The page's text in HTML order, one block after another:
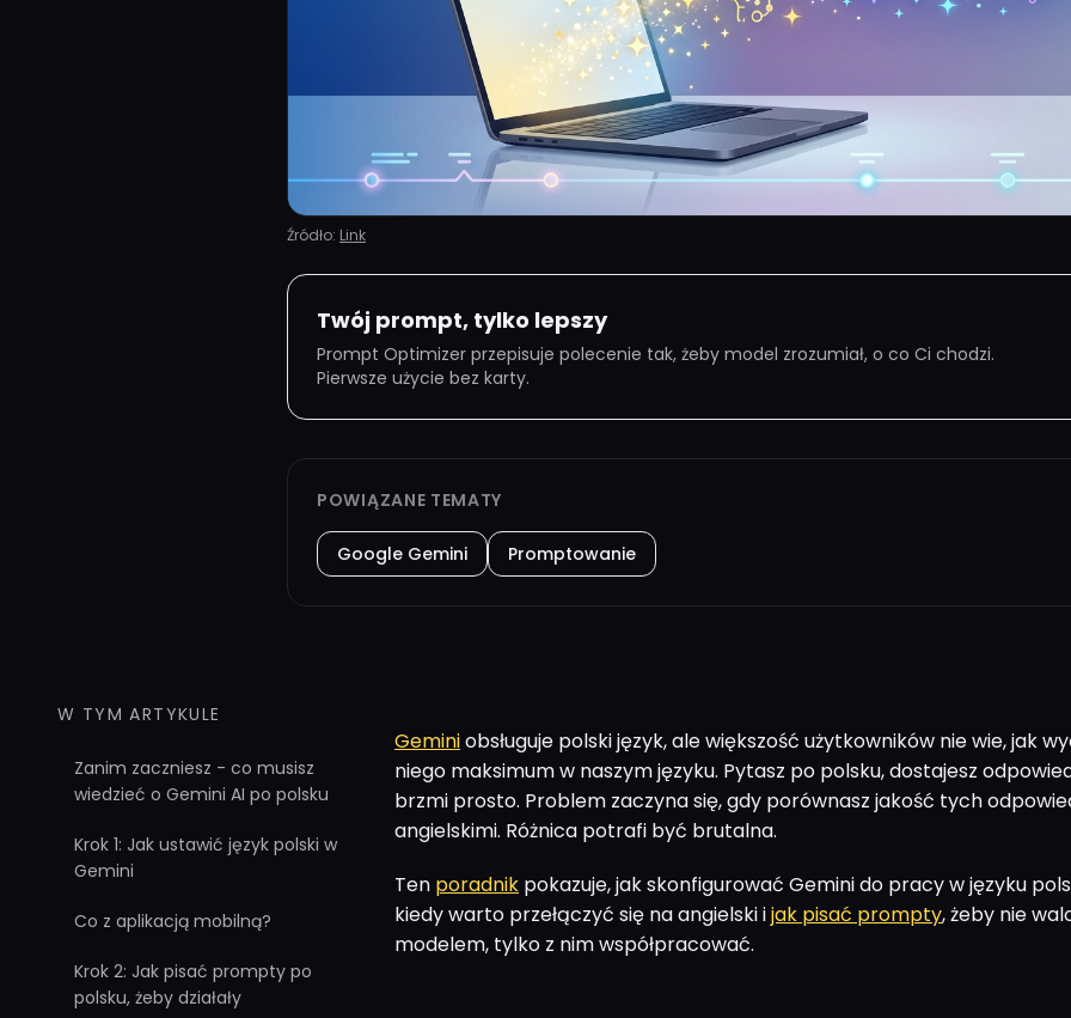
Źródło: Link
Twój prompt, tylko lepszy
Prompt Optimizer przepisuje polecenie tak, żeby model zrozumiał, o co Ci chodzi.
Pierwsze użycie bez karty.
POWIĄZANE TEMATY
Google Gemini Promptowanie
W TYM ARTYKULE
Zanim zaczniesz - co musisz
wiedzieć o Gemini AI po polsku
Krok 1: Jak ustawić język polski w
Gemini
Co z aplikacją mobilną?
Krok 2: Jak pisać prompty po
polsku, żeby działały
Geminiobsługuje polski język, ale większość użytkowników nie wie, jak
niego maksimum w naszym języku. Pytasz po polsku, dostajesz
brzmi prosto. Problem zaczyna się, gdy porównasz jakość tych
angielskimi. Różnica potrafi być brutalna.
Ten poradnik pokazuje, jak skonfigurować Gemini do pracy w języku
kiedy warto przełączyć się na angielski ijak pisać prompty, żeby nie
modelem, tylko z nim współpracować.